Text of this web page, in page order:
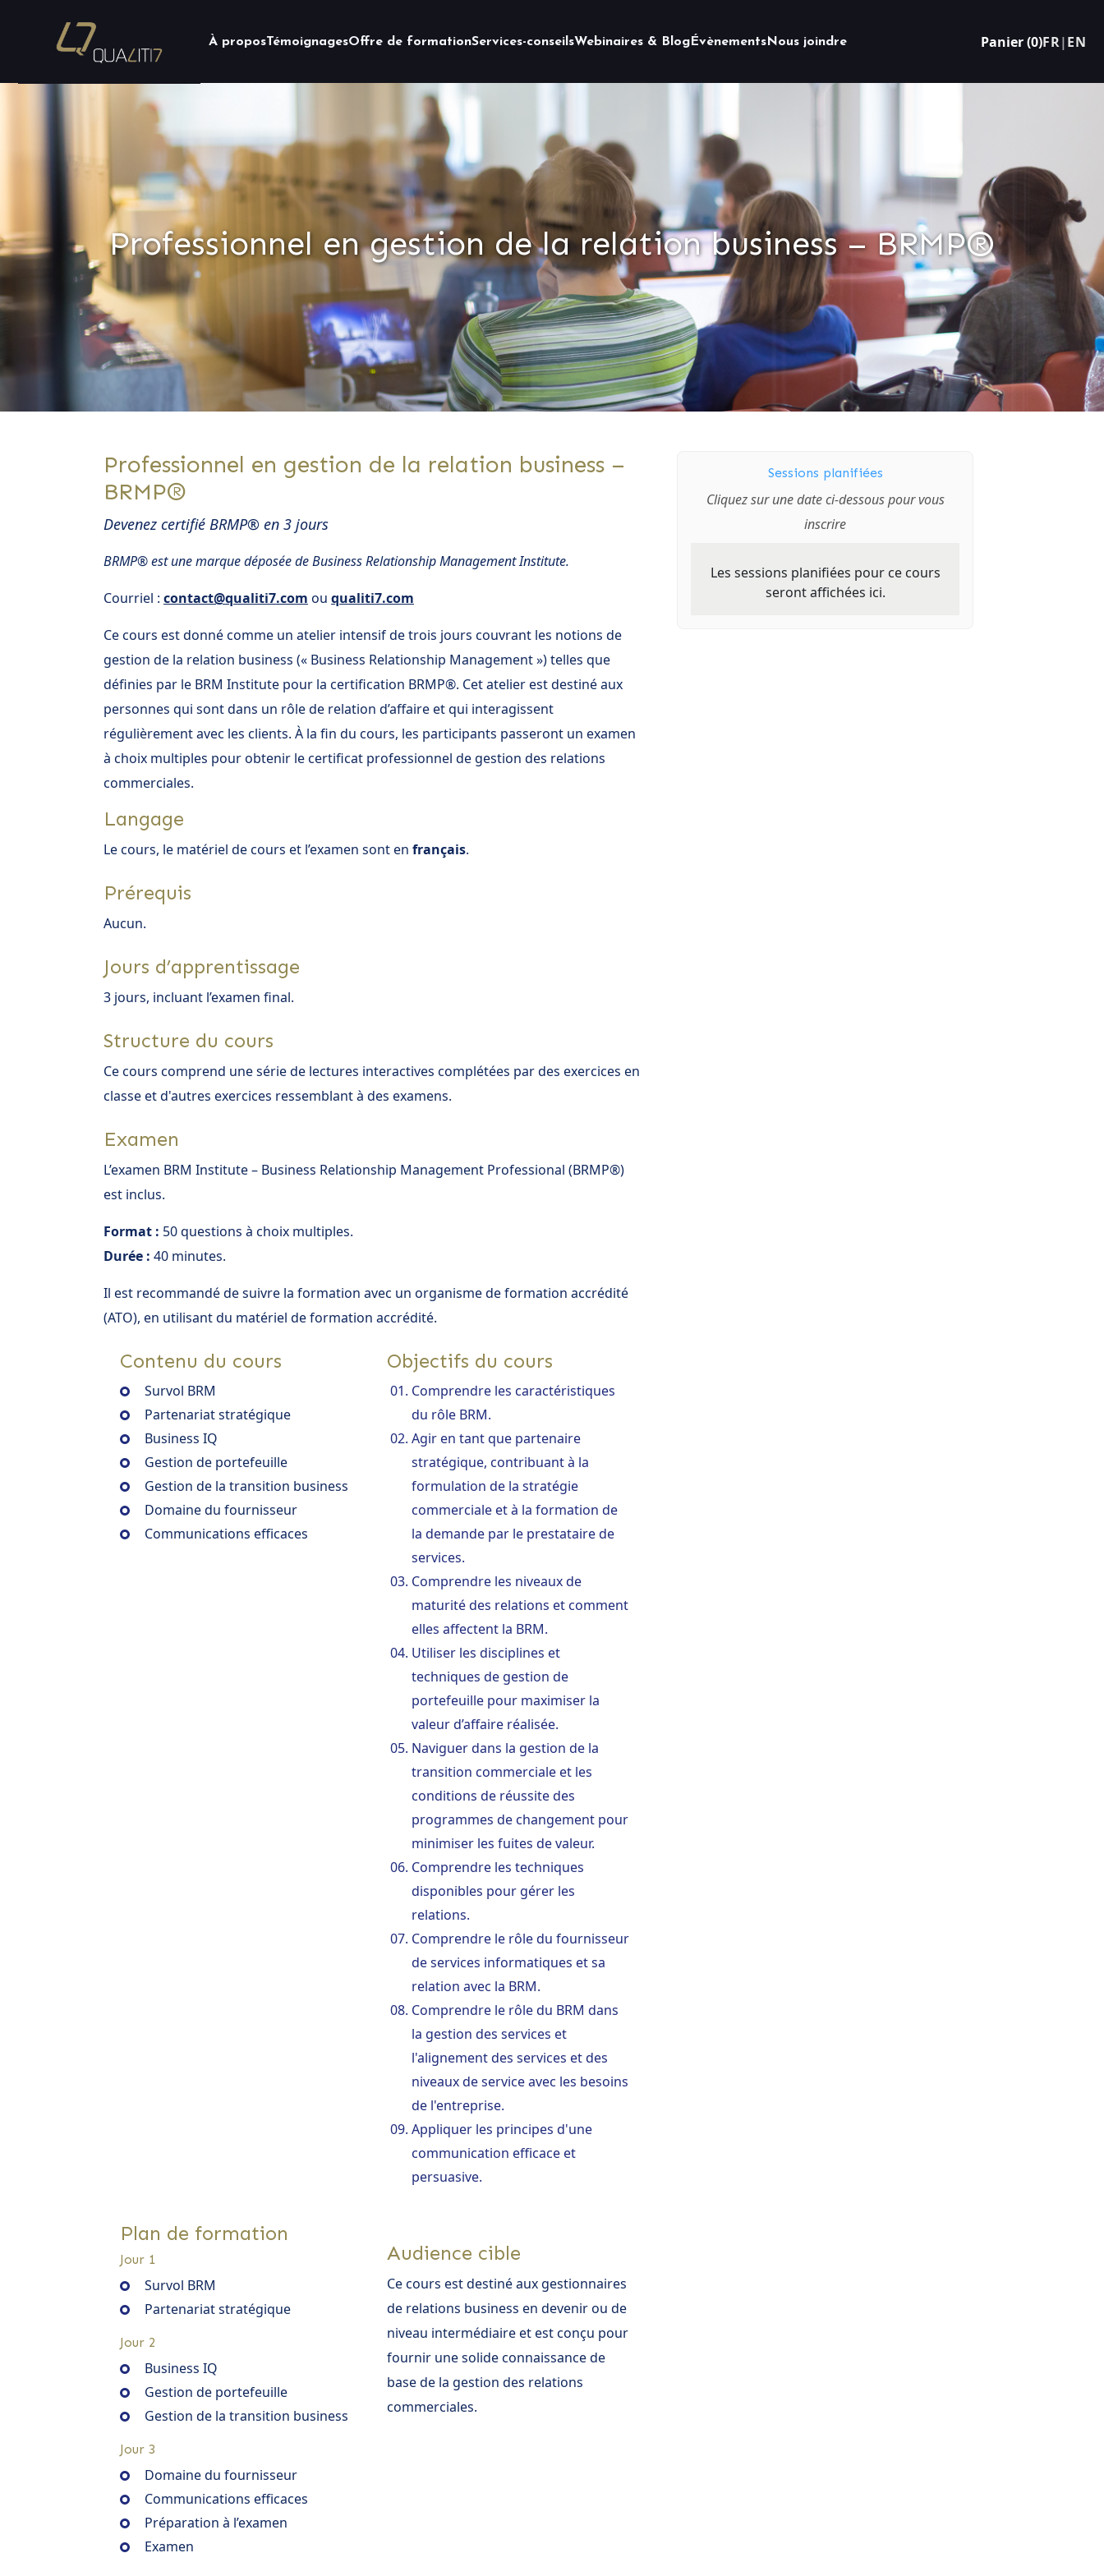
À proposTémoignagesOffre de formationServices-conseilsWebinaires & Blog Évènements Nous joindre Panier (0)FR|EN
Professionnel en gestion de la relation business – BRMP®
Sessions planifiées
Cliquez sur une date ci-dessous pour vous
inscrire
Les sessions planifiées pour ce cours
seront affichées ici.
Professionnel en gestion de la relation business –
BRMP®
Devenez certifié BRMP® en 3 jours
BRMP® est une marque déposée de Business Relationship Management Institute.
Courriel : contact@qualiti7.com ou qualiti7.com
Ce cours est donné comme un atelier intensif de trois jours couvrant les notions de
gestion de la relation business (« Business Relationship Management ») telles que
définies par le BRM Institute pour la certification BRMP®. Cet atelier est destiné aux
personnes qui sont dans un rôle de relation d’affaire et qui interagissent
régulièrement avec les clients. À la fin du cours, les participants passeront un examen
à choix multiples pour obtenir le certificat professionnel de gestion des relations
commerciales.
Langage
Le cours, le matériel de cours et l’examen sont en français.
Prérequis
Aucun.
Jours d’apprentissage
3 jours, incluant l’examen final.
Structure du cours
Ce cours comprend une série de lectures interactives complétées par des exercices en
classe et d'autres exercices ressemblant à des examens.
Examen
L’examen BRM Institute – Business Relationship Management Professional (BRMP®)
est inclus.
Format : 50 questions à choix multiples.
Durée : 40 minutes.
Il est recommandé de suivre la formation avec un organisme de formation accrédité
(ATO), en utilisant du matériel de formation accrédité.
Contenu du cours
Survol BRM
Partenariat stratégique
Business IQ
Gestion de portefeuille
Gestion de la transition business
Domaine du fournisseur
Communications efficaces
Objectifs du cours
Comprendre les caractéristiques
du rôle BRM.
Agir en tant que partenaire
stratégique, contribuant à la
formulation de la stratégie
commerciale et à la formation de
la demande par le prestataire de
services.
Comprendre les niveaux de
maturité des relations et comment
elles affectent la BRM.
Utiliser les disciplines et
techniques de gestion de
portefeuille pour maximiser la
valeur d’affaire réalisée.
Naviguer dans la gestion de la
transition commerciale et les
conditions de réussite des
programmes de changement pour
minimiser les fuites de valeur.
Comprendre les techniques
disponibles pour gérer les
relations.
Comprendre le rôle du fournisseur
de services informatiques et sa
relation avec la BRM.
Comprendre le rôle du BRM dans
la gestion des services et
l'alignement des services et des
niveaux de service avec les besoins
de l'entreprise.
Appliquer les principes d'une
communication efficace et
persuasive.
Plan de formation
Jour 1
Survol BRM
Partenariat stratégique
Jour 2
Business IQ
Gestion de portefeuille
Gestion de la transition business
Jour 3
Domaine du fournisseur
Communications efficaces
Préparation à l’examen
Examen
Audience cible
Ce cours est destiné aux gestionnaires
de relations business en devenir ou de
niveau intermédiaire et est conçu pour
fournir une solide connaissance de
base de la gestion des relations
commerciales.